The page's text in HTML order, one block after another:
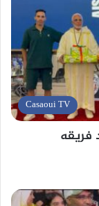
Casaoui TV
فريقه